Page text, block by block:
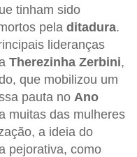
tinham sido
pela ditadura.
lideranças
Therezinha Zerbini,
que mobilizou um
pauta no Ano
muitas das mulheres
a ideia do
pejorativa, como